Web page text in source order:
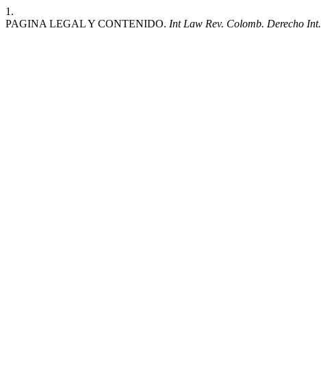
1.
PAGINA LEGAL Y CONTENIDO. Int Law Rev. Colomb. Derecho Int.